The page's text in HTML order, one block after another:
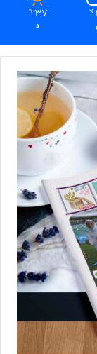
℃
37
℃
د